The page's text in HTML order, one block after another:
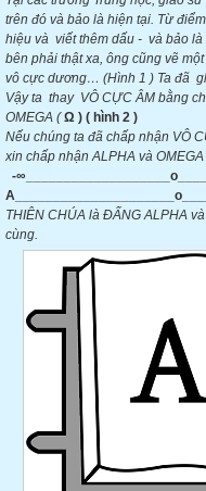
trên đó và bảo là hiện tại. Từ
hiệu và viết thêm dấu - và bảo
bên phải thật xa, ông cũng vẽ
vô cực dương… (Hình 1 ) Ta đã
Vậy ta thay VÔ CỰC ÂM bằng
OMEGA (Ω ) ( hình 2 )
Nếu chúng ta đã chấp nhận VÔ
xin chấp nhận ALPHA và
-∞___________________
THIÊN CHÚA là ĐẤNG ALPHA
cùng.